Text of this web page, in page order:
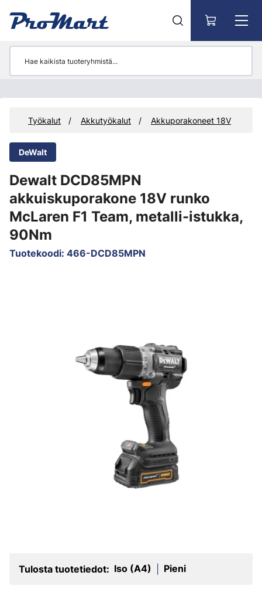
Työkalut Akkutyökalut Akkuporakoneet 18V
DeWalt
Dewalt DCD85MPN
akkuiskuporakone 18V runko
McLaren F1 Team, metalli-istukka,
90Nm
Tuotekoodi: 466-DCD85MPN
Tulosta tuotetiedot: Iso (A4) Pieni